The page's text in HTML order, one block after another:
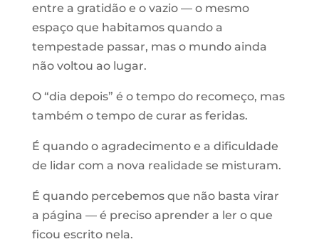
entre a gratidão e o vazio — o mesmo
espaço que habitamos quando a
tempestade passar, mas o mundo ainda
não voltou ao lugar.
O “dia depois” é o tempo do recomeço, mas
também o tempo de curar as feridas.
É quando o agradecimento e a dificuldade
de lidar com a nova realidade se misturam.
É quando percebemos que não basta virar
a página — é preciso aprender a ler o que
ficou escrito nela.